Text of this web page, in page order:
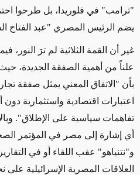
"ترامب" في فلوريدا، بل طرحوا
يضم الرئيس المصري "عبد الفتاح
غير أن القمة الثلاثية لم ترَ النور،
علناً من أهمية الصفقة الجديدة،
بأن "الاتفاق المعني يمثل صفقة
اعتبارات اقتصادية واستثمارية
تفاهمات سياسية على الإطلاق".
أي إشارة إلى مصر في المؤتمر
و"نتنياهو" عقب اللقاء أو في
العلاقات المصرية الإسرائيلية